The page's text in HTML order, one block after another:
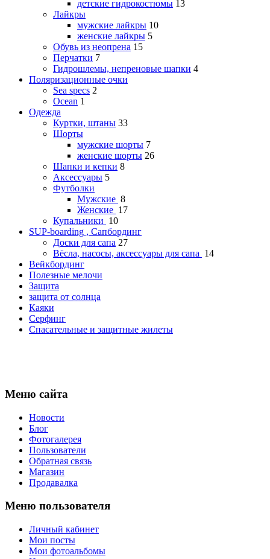
детские гидрокостюмы 13
Лайкры
мужские лайкры 10
женские лайкры 5
Обувь из неопрена 15
Перчатки 7
Гидрошлемы, непреновые шапки 4
Поляризационные очки
Sea specs 2
Ocean 1
Одежда
Куртки, штаны 33
Шорты
мужские шорты 7
женские шорты 26
Шапки и кепки 8
Аксессуары 5
Футболки
Мужские 8
Женские 17
Купальники 10
SUP-boarding , Сапбординг
Доски для сапа 27
Вёсла, насосы, аксессуары для сапа 14
Вейкбординг
Полезные мелочи
Защита
защита от солнца
Каяки
Серфинг
Спасательные и защитные жилеты
Меню сайта
Новости
Блог
Фотогалерея
Пользователи
Обратная связь
Магазин
Продавалка
Меню пользователя
Личный кабинет
Мои посты
Мои фотоальбомы